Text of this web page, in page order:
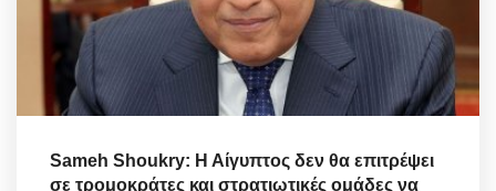
Sameh Shoukry: Η Αίγυπτος δεν θα επιτρέψει
σε τρομοκράτες και στρατιωτικές ομάδες να